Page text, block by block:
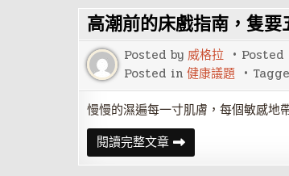
戲
指
南
高潮前的床戲指南，隻
Posted by 威格拉 Posted
Posted in 健康議題
慢慢的濕遍每一寸肌膚，每個敏感地
閱讀完整文章高
潮
前